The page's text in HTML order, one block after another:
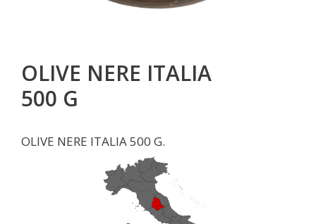
OLIVE NERE ITALIA
500 G
OLIVE NERE ITALIA 500 G.